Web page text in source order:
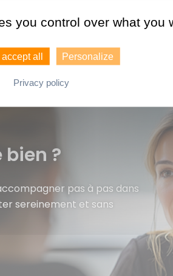
?
pas à pas dans
sereinement et sans
you control over what you
all Personalize
Privacy policy